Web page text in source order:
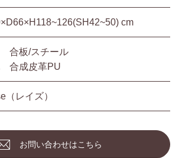
cm
合板/スチール
合成皮革PU
（レイズ）
お問い合わせはこちら